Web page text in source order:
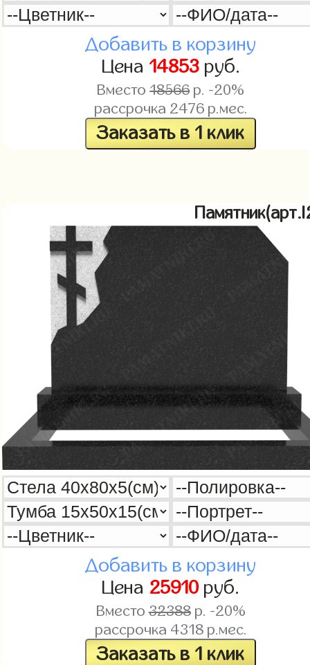
Добавить в корзину
Цена 14853руб.
Вместо18566р. -20%
рассрочка 2476р.мес.
Заказать в 1 клик
Добавить в корзину
Цена 25910руб.
Вместо32388р. -20%
рассрочка 4318р.мес.
Заказать в 1 клик